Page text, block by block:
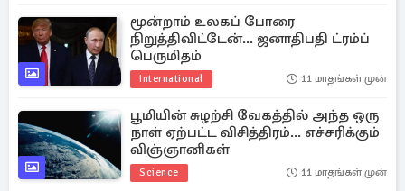
மூன்றாம் உலகப் போரை
நிறுத்திவிட்டேன்... ஜனாதிபதி ட்ரம்ப்
பெருமிதம்
International 11 மாதங்கள் முன்
பூமியின் சுழற்சி வேகத்தில் அந்த ஒரு
நாள் ஏற்பட்ட விசித்திரம்... எச்சரிக்கும்
விஞ்ஞானிகள்
Science 11 மாதங்கள் முன்